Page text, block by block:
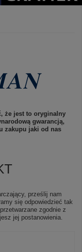
że jest to oryginalny
gwarancją,
zakupu jaki od nas
prześlij nam
się odpowiedzieć tak
zgodnie z
jej postanowienia.